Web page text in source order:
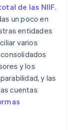
de las NIIF.
un poco en
entidades
varios
y los
y las
cuentas